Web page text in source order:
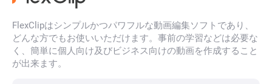
FlexClipはシンプルかつパワフルな動画編集ソフトであり、
どんな方でもお使いいただけます。事前の学習などは必要な
く、簡単に個人向け及びビジネス向けの動画を作成すること
が出来ます。